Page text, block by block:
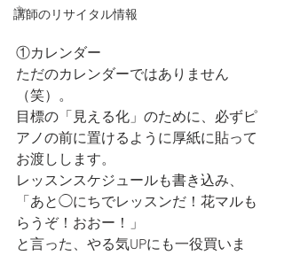
講師のリサイタル情報
✨
①カレンダー
ただのカレンダーではありません
（笑）。
目標の「見える化」のために、必ずピ
アノの前に置けるように厚紙に貼って
お渡しします。
レッスンスケジュールも書き込み、
「あと◯にちでレッスンだ！花マルも
らうぞ！おおー！」
と言った、やる気UPにも一役買いま